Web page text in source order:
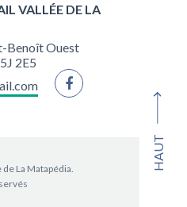
VALLÉE DE LA
Benoît Ouest
2E5
La Matapédia.
HAUT